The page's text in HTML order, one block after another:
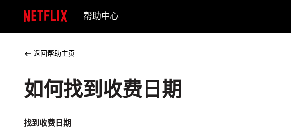
帮助中心
返回帮助主页
如何找到收费日期
找到收费日期